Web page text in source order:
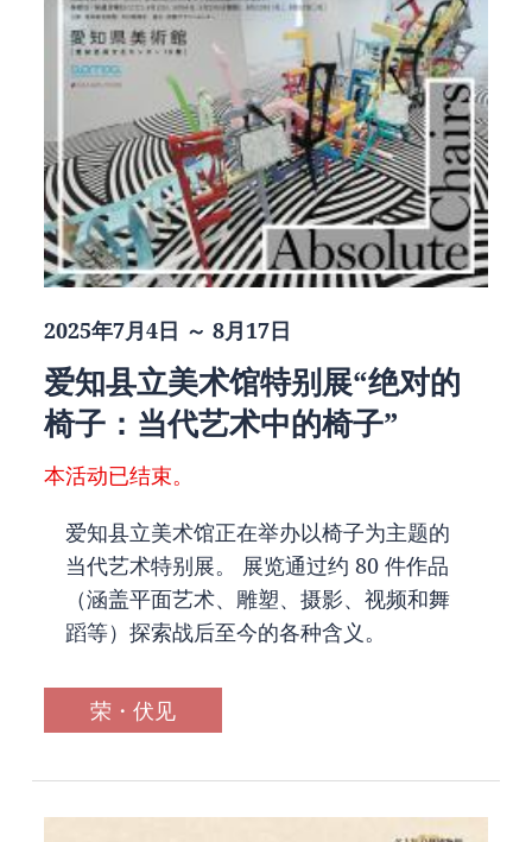
2025年7月4日 ～ 8月17日
爱知县立美术馆特别展“绝对的
椅子：当代艺术中的椅子”
本活动已结束。
爱知县立美术馆正在举办以椅子为主题的
当代艺术特别展。 展览通过约 80 件作品
（涵盖平面艺术、雕塑、摄影、视频和舞
蹈等）探索战后至今的各种含义。
荣・伏见